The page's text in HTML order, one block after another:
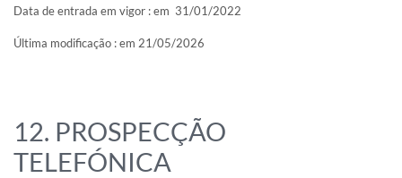
Data de entrada em vigor : em 31/01/2022
Última modificação : em 21/05/2026
12. PROSPECÇÃO
TELEFÓNICA